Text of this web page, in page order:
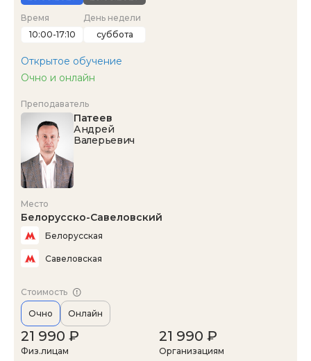
Время
10:00-17:10
День недели
суббота
Открытое обучение
Очно и онлайн
Преподаватель
Патеев
Андрей
Валерьевич
Место
Белорусско-Савеловский
Белорусская
Савеловская
Стоимость
Очно Онлайн
21 990 ₽
Физ.лицам
21 990 ₽
Организациям